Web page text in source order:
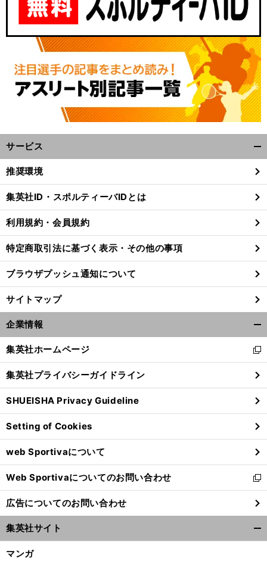
1 」
前
サービス
閉
る
推奨環境
集英社ID・スポルティーバIDとは
利用規約・会員規約
特定商取引法に基づく表示・その他の事項
ブラウザプッシュ通知について
サイトマップ
企業情報
閉
る
集英社ホームページ
新
し
い
ウ
ィ
ン
ド
ウ
で
開
く
集英社プライバシーガイドライン
SHUEISHA Privacy Guideline
Setting of Cookies
web Sportivaについて
Web Sportivaについてのお問い合わせ
新
し
い
ウ
ィ
ン
広告についてのお問い合わせ
集英社サイト
マンガ